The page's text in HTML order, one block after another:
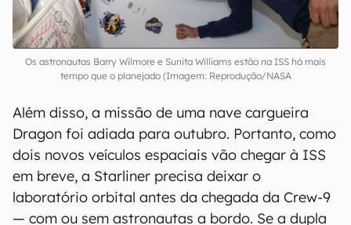
Os astronautas Barry Wilmore e Sunita Williams estão na ISS há mais
tempo que o planejado (Imagem: Reprodução/NASA
Além disso, a missão de uma nave cargueira
Dragon foi adiada para outubro. Portanto, como
dois novos veículos espaciais vão chegar à ISS
em breve, a Starliner precisa deixar o
laboratório orbital antes da chegada da Crew-9
— com ou sem astronautas a bordo. Se a dupla